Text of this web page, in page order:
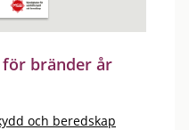
bränder år
och beredskap